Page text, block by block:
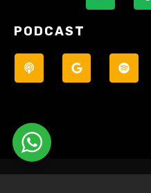
PODCAST